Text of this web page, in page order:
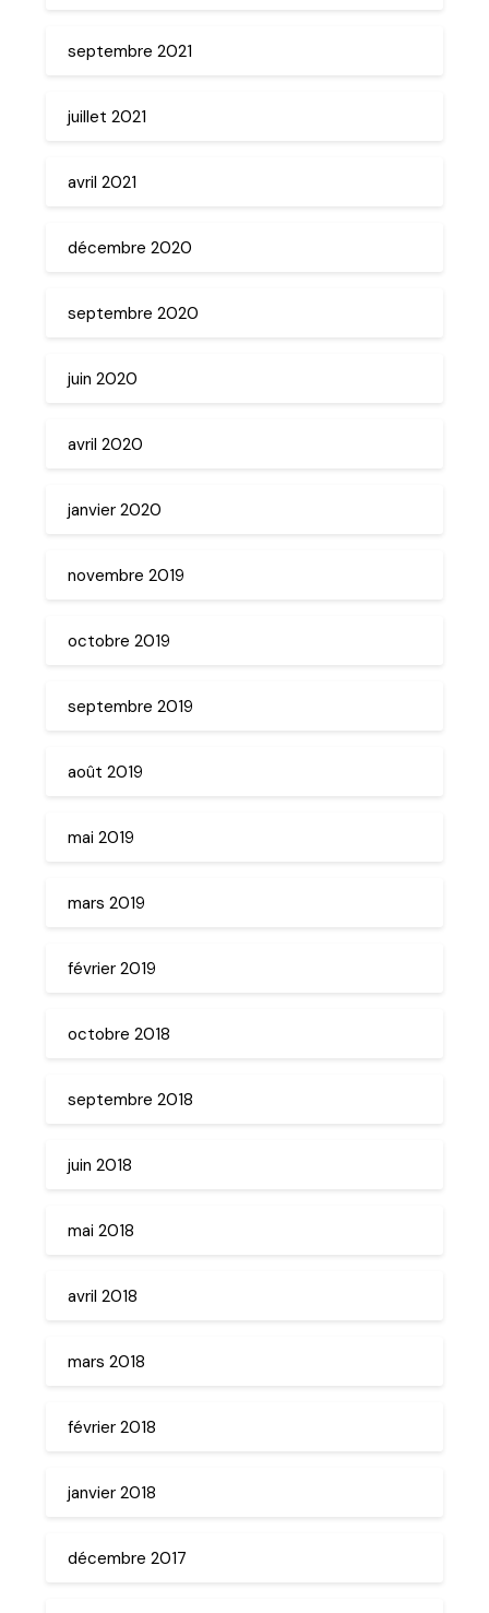
septembre 2021
juillet 2021
avril 2021
décembre 2020
septembre 2020
juin 2020
avril 2020
janvier 2020
novembre 2019
octobre 2019
septembre 2019
août 2019
mai 2019
mars 2019
février 2019
octobre 2018
septembre 2018
juin 2018
mai 2018
avril 2018
mars 2018
février 2018
janvier 2018
décembre 2017